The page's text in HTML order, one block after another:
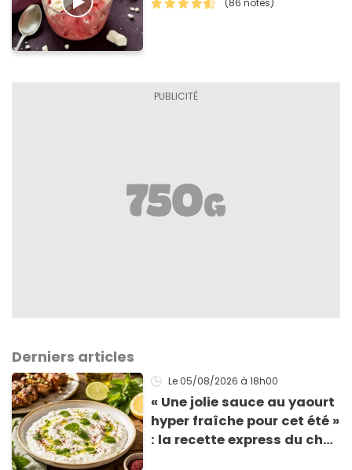
Derniers articles
Le 05/08/2026 à 18h00
« Une jolie sauce au yaourt
hyper fraîche pour cet été »
: la recette express du chef